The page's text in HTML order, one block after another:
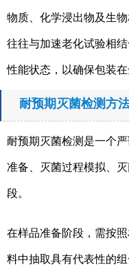
物质、化学浸出物及生
往往与加速老化试验相
性能状态，以确保包装
耐预期灭菌检测方
耐预期灭菌检测是一个
准备、灭菌过程模拟、
段。
在样品准备阶段，需按
料中抽取具有代表性的